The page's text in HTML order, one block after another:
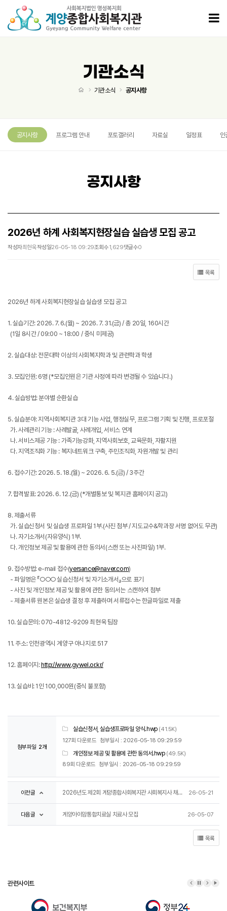
2026년 하계 사회복지현장실습 실습생 모집 공고 > 공지사항
기관소식
처음으로
기관소식 공지사항
공지사항 프로그램 안내 포토갤러리 자료실 일정표 인
공지사항
2026년 하계 사회복지현장실습 실습생 모집 공고
작성자최현욱작성일26-05-18 09:29조회수1,629댓글수0
목록
2026년 하계 사회복지현장실습 실습생 모집 공고
1. 실습기간: 2026. 7. 6.(월) ~ 2026. 7. 31.(금) / 총 20일, 160시간
(1일 8시간 / 09:00 ~ 18:00 / 중식 미제공)
2. 실습대상: 전문대학 이상의 사회복지학과 및 관련학과 학생
3. 모집인원: 6명 (*모집인원은 기관 사정에 따라 변경될 수 있습니다.)
4. 실습방법: 분야별 순환실습
5. 실습분야: 지역사회복지관 3대 기능 사업, 행정실무, 프로그램 기획 및 진행, 프로포절
가. 사례관리 기능 : 사례발굴, 사례개입, 서비스 연계
나. 서비스제공 기능 : 가족기능강화, 지역사회보호, 교육문화, 자활지원
다. 지역조직화 기능 : 복지네트워크 구축, 주민조직화, 자원개발 및 관리
6. 접수기간: 2026. 5. 18.(월) ~ 2026. 6. 5.(금) / 3주간
7. 합격발표: 2026. 6. 12.(금) (*개별통보 및 복지관 홈페이지 공고)
8. 제출서류
가. 실습신청서 및 실습생 프로파일 1부.(사진 첨부 / 지도교수&학과장 서명 없어도 무관)
나. 자기소개서(자유양식) 1부.
다. 개인정보 제공 및 활용에 관한 동의서(스캔 또는 사진파일) 1부.
9. 접수방법: e-mail 접수(yersance@naver.com)
- 파일명은 『○○○ 실습신청서 및 자기소개서』으로 표기
- 사진 및 개인정보 제공 및 활용에 관한 동의서는 스캔하여 첨부
- 제출서류 원본은 실습생 결정 후 제출하며 서류접수는 한글파일로 제출
10. 실습문의: 070-4812-9209 최현욱 팀장
11. 주소: 인천광역시 계양구 아나지로 517
12. 홈페이지:http://www.gywel.or.kr/
13. 실습비: 1인 100,000원(중식 불포함)
첨부파일 2개
실습신청서, 실습생프로파일 양식.hwp (41.5K)
127회 다운로드 첨부일시 : 2026-05-18 09:29:59
개인정보 제공 및 활용에 관한 동의서.hwp (49.5K)
89회 다운로드 첨부일시 : 2026-05-18 09:29:59
이전글 2026년도 제2회 계양종합사회복지관 사회복지사 채용 공고 26-05-21
다음글 계양아이맘통합치료실 치료사 모집 26-05-07
목록
관련사이트 이전 배너
배너 정지
다음 배
배